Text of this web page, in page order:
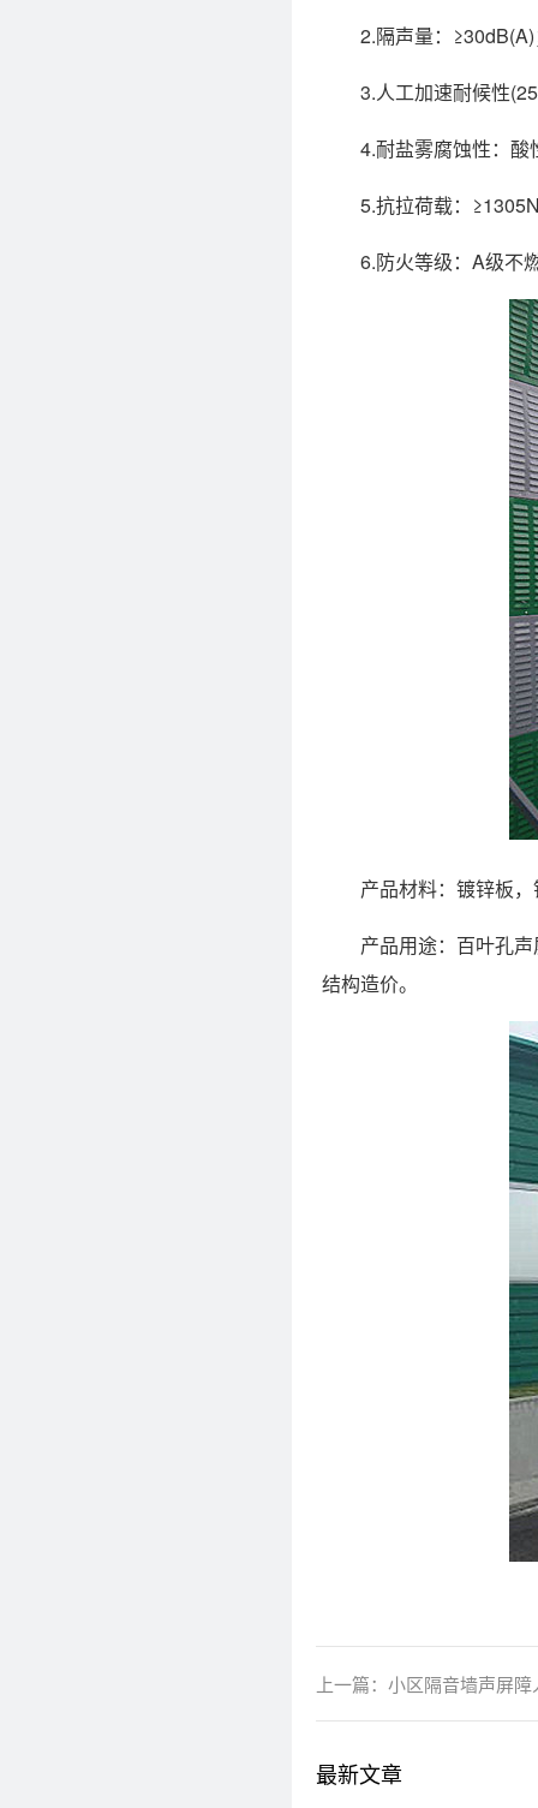
2.隔声量：≥30dB(A)
3.人工加速耐候性
4.耐盐雾腐蚀性：酸
5.抗拉荷载：
6.防火等级：A级不
产品材料：镀锌板，
产品用途：百叶孔声
结构造价。
上一篇： 小区隔音墙声屏
最新文章